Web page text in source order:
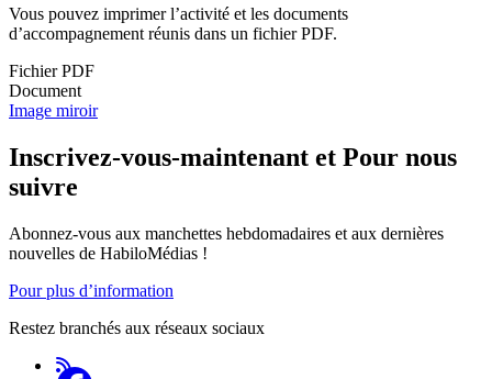
Vous pouvez imprimer l’activité et les documents
d’accompagnement réunis dans un fichier PDF.
Fichier PDF
Document
Image miroir
Inscrivez-vous-maintenant et Pour nous
suivre
Abonnez-vous aux manchettes hebdomadaires et aux dernières
nouvelles de HabiloMédias !
Pour plus d’information
Restez branchés aux réseaux sociaux